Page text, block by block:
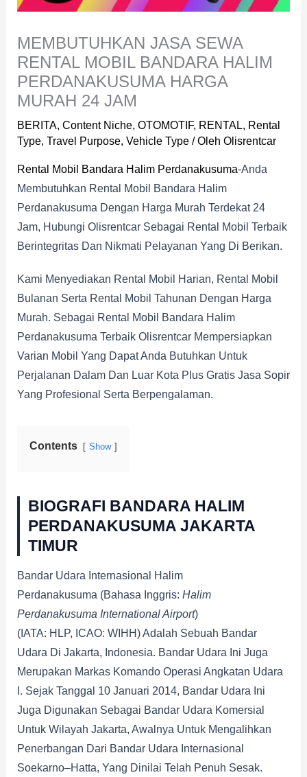
MEMBUTUHKAN JASA SEWA
RENTAL MOBIL BANDARA HALIM
PERDANAKUSUMA HARGA
MURAH 24 JAM
BERITA, Content Niche, OTOMOTIF, RENTAL, Rental
Type, Travel Purpose, Vehicle Type/ Oleh Olisrentcar
Rental Mobil Bandara Halim Perdanakusuma-Anda
Membutuhkan Rental Mobil Bandara Halim
Perdanakusuma Dengan Harga Murah Terdekat 24
Jam, Hubungi Olisrentcar Sebagai Rental Mobil Terbaik
Berintegritas Dan Nikmati Pelayanan Yang Di Berikan.
Kami Menyediakan Rental Mobil Harian, Rental Mobil
Bulanan Serta Rental Mobil Tahunan Dengan Harga
Murah. Sebagai Rental Mobil Bandara Halim
Perdanakusuma Terbaik Olisrentcar Mempersiapkan
Varian Mobil Yang Dapat Anda Butuhkan Untuk
Perjalanan Dalam Dan Luar Kota Plus Gratis Jasa Sopir
Yang Profesional Serta Berpengalaman.
Contents Show
BIOGRAFI BANDARA HALIM
PERDANAKUSUMA JAKARTA
TIMUR
Bandar Udara Internasional Halim
Perdanakusuma (bahasa Inggris: Halim
Perdanakusuma International Airport)
(IATA: HLP, ICAO: WIHH) Adalah Sebuah Bandar
Udara Di Jakarta, Indonesia. Bandar Udara Ini Juga
Merupakan Markas Komando Operasi Angkatan Udara
I. Sejak Tanggal 10 Januari 2014, Bandar Udara Ini
Juga Digunakan Sebagai Bandar Udara Komersial
Untuk Wilayah Jakarta, Awalnya Untuk Mengalihkan
Penerbangan Dari Bandar Udara Internasional
Soekarno–Hatta, Yang Dinilai Telah Penuh Sesak.